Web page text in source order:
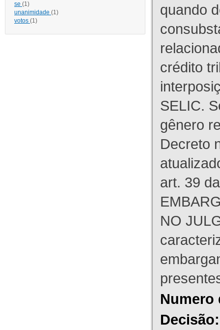
se (1)
unanimidade (1)
votos (1)
quando
crédito
SELIC.
gênero
Decreto
art. 39
NO
Numero
Decisão: